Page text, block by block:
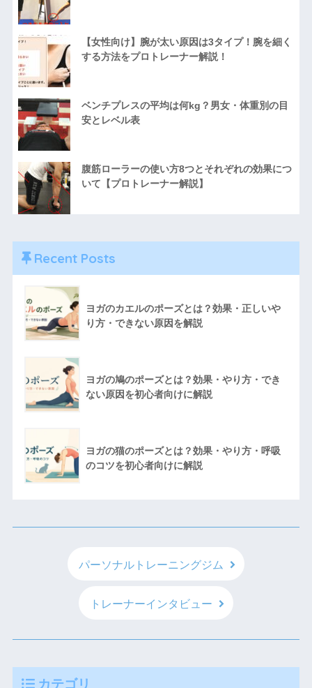
【女性向け】腕が太い原因は3タイプ！腕を細く
する方法をプロトレーナー解説！
ベンチプレスの平均は何kg？男女・体重別の目
安とレベル表
腹筋ローラーの使い方8つとそれぞれの効果につ
いて【プロトレーナー解説】
Recent Posts
ヨガのカエルのポーズとは？効果・正しいや
り方・できない原因を解説
ヨガの鳩のポーズとは？効果・やり方・でき
ない原因を初心者向けに解説
ヨガの猫のポーズとは？効果・やり方・呼吸
のコツを初心者向けに解説
パーソナルトレーニングジム
トレーナーインタビュー
カテゴリ